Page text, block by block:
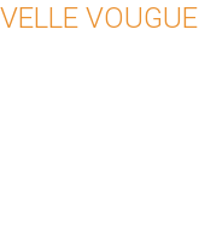
VOUGUE